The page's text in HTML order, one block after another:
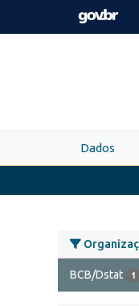
Skip to main content
Dados
BCB/Dstat 1